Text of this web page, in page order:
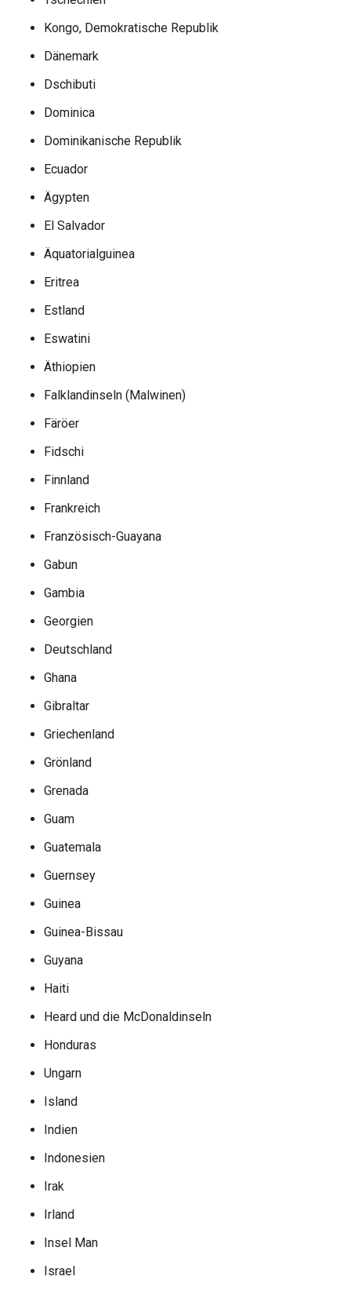
Kongo, Demokratische Republik
Dänemark
Dschibuti
Dominica
Dominikanische Republik
Ecuador
Ägypten
El Salvador
Äquatorialguinea
Eritrea
Estland
Eswatini
Äthiopien
Falklandinseln (Malwinen)
Färöer
Fidschi
Finnland
Frankreich
Französisch-Guayana
Gabun
Gambia
Georgien
Deutschland
Ghana
Gibraltar
Griechenland
Grönland
Grenada
Guam
Guatemala
Guernsey
Guinea
Guinea-Bissau
Guyana
Haiti
Heard und die McDonaldinseln
Honduras
Ungarn
Island
Indien
Indonesien
Irak
Irland
Insel Man
Israel